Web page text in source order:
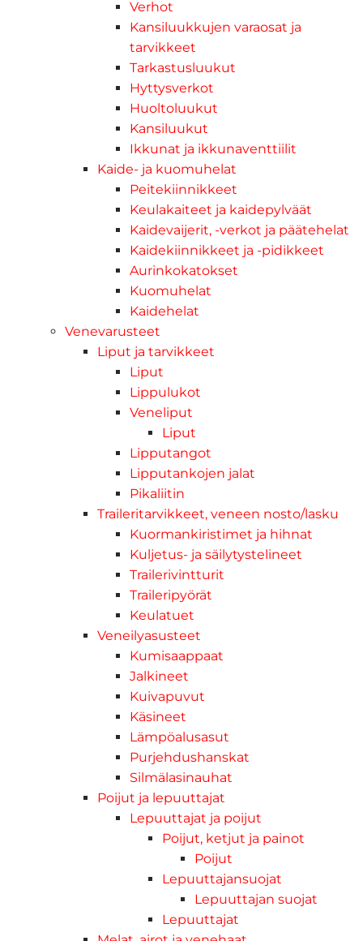
Verhot
Kansiluukkujen varaosat ja
tarvikkeet
Tarkastusluukut
Hyttysverkot
Huoltoluukut
Kansiluukut
Ikkunat ja ikkunaventtiilit
Kaide- ja kuomuhelat
Peitekiinnikkeet
Keulakaiteet ja kaidepylväät
Kaidevaijerit, -verkot ja päätehelat
Kaidekiinnikkeet ja -pidikkeet
Aurinkokatokset
Kuomuhelat
Kaidehelat
Venevarusteet
Liput ja tarvikkeet
Liput
Lippulukot
Veneliput
Liput
Lipputangot
Lipputankojen jalat
Pikaliitin
Traileritarvikkeet, veneen nosto/lasku
Kuormankiristimet ja hihnat
Kuljetus- ja säilytystelineet
Trailerivintturit
Traileripyörät
Keulatuet
Veneilyasusteet
Kumisaappaat
Jalkineet
Kuivapuvut
Käsineet
Lämpöalusasut
Purjehdushanskat
Silmälasinauhat
Poijut ja lepuuttajat
Lepuuttajat ja poijut
Poijut, ketjut ja painot
Poijut
Lepuuttajansuojat
Lepuuttajan suojat
Lepuuttajat